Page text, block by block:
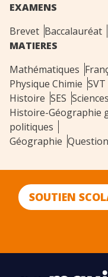
EXAMENS
Brevet Baccalauréat
MATIERES
Mathématiques
Physique Chimie SVT
Histoire SES Sciences
Histoire-Géographie
politiques
Géographie
SOUTIEN